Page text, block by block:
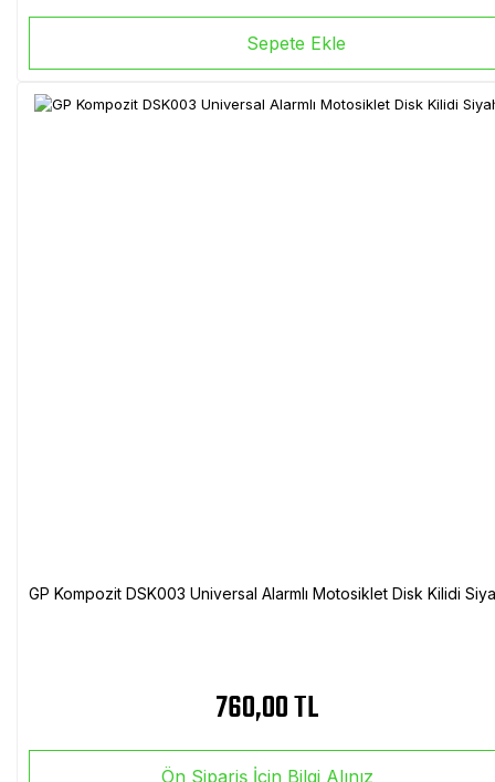
Sepete Ekle
GP Kompozit DSK003 Universal Alarmlı Motosiklet Disk Kilidi
760,00 TL
Ön Sipariş İçin Bilgi Alınız